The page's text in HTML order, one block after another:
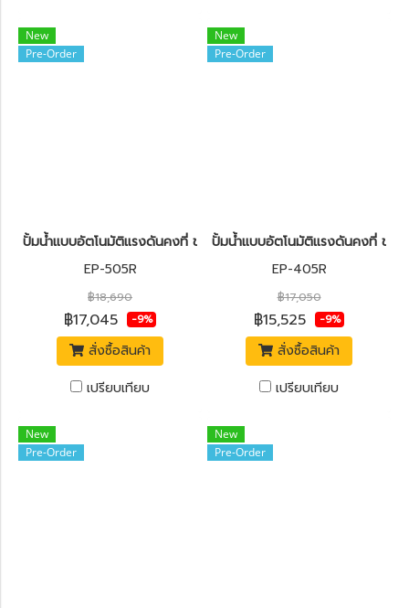
New
Pre-Order
ปั้มน้ำแบบอัตโนมัติแรงดันคงที่ ขนาด 500 วัตต์ MITSUBISHI EP-
EP-505R
฿18,690
฿17,045 -9%
สั่งซื้อสินค้า
เปรียบเทียบ
New
Pre-Order
ปั้มน้ำแบบอัตโนมัติแรงดันคงที่ ขนา
EP-405R
฿17,050
฿15,525 -9%
สั่งซื้อสินค้า
เปรียบเทียบ
New
Pre-Order
New
Pre-Order